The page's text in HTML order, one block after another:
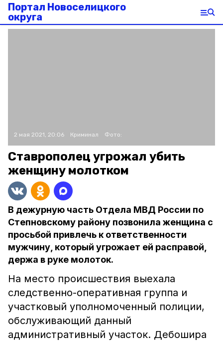
Портал Новоселицкого
округа
2 мая 2021, 20:06 Криминал Фото:
Ставрополец угрожал убить
женщину молотком
В дежурную часть Отдела МВД России по
Степновскому району позвонила женщина с
просьбой привлечь к ответственности
мужчину, который угрожает ей расправой,
держа в руке молоток.
На место происшествия выехала
следственно-оперативная группа и
участковый уполномоченный полиции,
обслуживающий данный
административный участок. Дебошира